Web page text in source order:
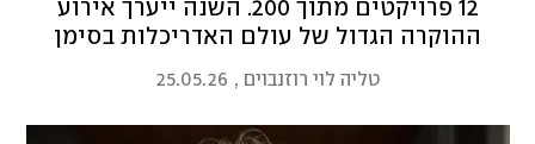
12 פרויקטים מתוך 200. השנה ייערך אירוע
ההוקרה הגדול של עולם האדריכלות בסימן
והמשיכו לשאת באחריות המקצועית גם בימי
לחימה
טליה לוי רוזנבוים ,
25.05.26